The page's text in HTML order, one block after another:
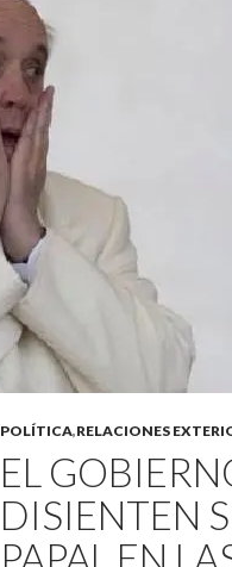
POLÍTICA,RELACIONES
EL
DISIENTEN